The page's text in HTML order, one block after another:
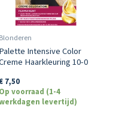
Blonderen
Palette Intensive Color
Haarkleuring 10-0
7,50
Op voorraad (1-4
levertijd)